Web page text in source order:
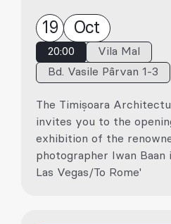
19 Oct
20:00
Vila Mal
Bd. Vasile Pârvan 1-3
The Timișoara
invites you to the
exhibition of the
photographer Iwan Baan
Las Vegas/To Rome'